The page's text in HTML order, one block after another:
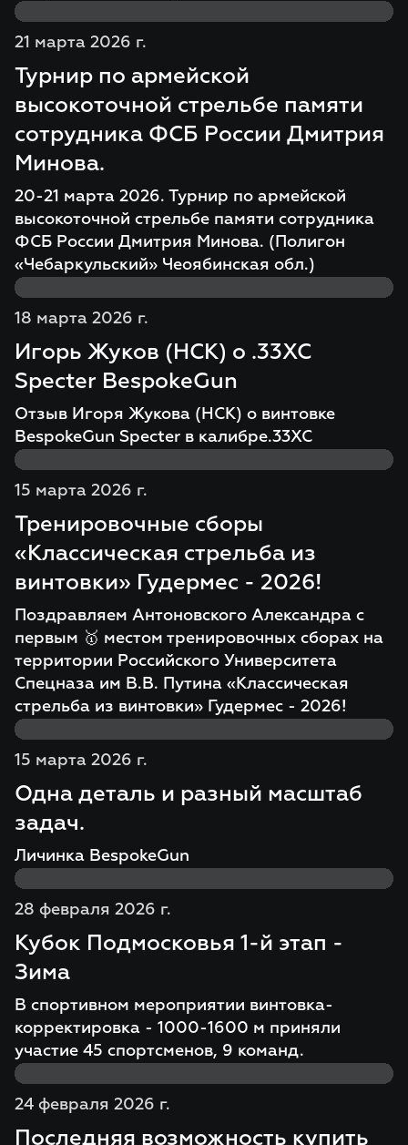
21 марта 2026 г.
Турнир по армейской
высокоточной стрельбе памяти
сотрудника ФСБ России Дмитрия
Минова.
20-21 марта 2026. Турнир по армейской
высокоточной стрельбе памяти сотрудника
ФСБ России Дмитрия Минова. (Полигон
«Чебаркульский» Чеоябинская обл.)
18 марта 2026 г.
Игорь Жуков (НСК) о .33XC
Specter BespokeGun
Отзыв Игоря Жукова (НСК) о винтовке
BespokeGun Specter в калибре.33XC
15 марта 2026 г.
Тренировочные сборы
«Классическая стрельба из
винтовки» Гудермес - 2026!
Поздравляем Антоновского Александра с
первым 🥇 местом тренировочных сборах на
территории Российского Университета
Спецназа им В.В. Путина «Классическая
стрельба из винтовки» Гудермес - 2026!
15 марта 2026 г.
Одна деталь и разный масштаб
задач.
Личинка BespokeGun
28 февраля 2026 г.
Кубок Подмосковья 1-й этап -
Зима
В спортивном мероприятии винтовка-
корректировка - 1000-1600 м приняли
участие 45 спортсменов, 9 команд.
24 февраля 2026 г.
Последняя возможность купить